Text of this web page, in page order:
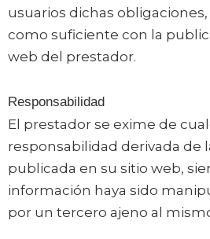
usuarios dichas
como suficiente con la
web del prestador.
Responsabilidad
El prestador se exime de
responsabilidad derivada de
publicada en su sitio web,
información haya sido
por un tercero ajeno al